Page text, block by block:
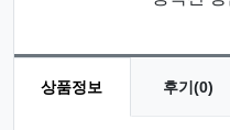
상품정보 후기(0)